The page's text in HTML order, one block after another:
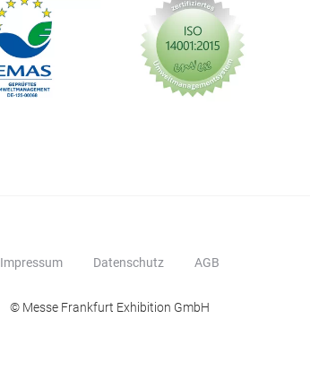
Impressum Datenschutz AGB
© Messe Frankfurt Exhibition GmbH